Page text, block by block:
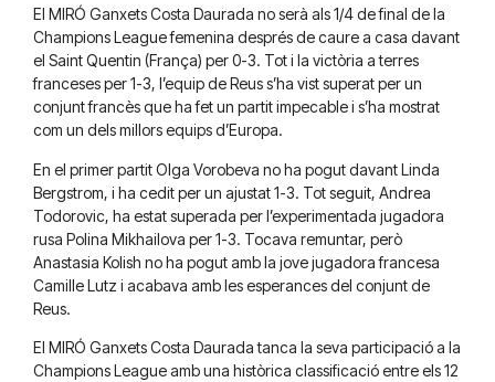
El MIRÓ Ganxets Costa Daurada no serà als 1/4 de final de la
Champions League femenina després de caure a casa davant
el Saint Quentin (França) per 0-3. Tot i la victòria a terres
franceses per 1-3, l’equip de Reus s’ha vist superat per un
conjunt francès que ha fet un partit impecable i s’ha mostrat
com un dels millors equips d’Europa.
En el primer partit Olga Vorobeva no ha pogut davant Linda
Bergstrom, i ha cedit per un ajustat 1-3. Tot seguit, Andrea
Todorovic, ha estat superada per l’experimentada jugadora
rusa Polina Mikhailova per 1-3. Tocava remuntar, però
Anastasia Kolish no ha pogut amb la jove jugadora francesa
Camille Lutz i acabava amb les esperances del conjunt de
Reus.
El MIRÓ Ganxets Costa Daurada tanca la seva participació a la
Champions League amb una històrica classificació entre els 12